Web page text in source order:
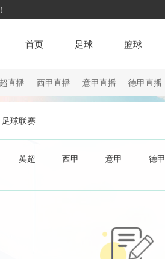
首页 足球 篮球
直播 西甲直播 意甲直播 德甲直播
足球联赛
英超 西甲 意甲 德甲